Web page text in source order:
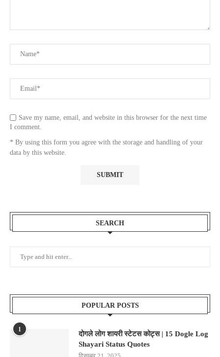
Save my name, email, and website in this browser for the next time
I comment.
* By using this form you agree with the storage and handling of your
data by this website.
SEARCH
POPULAR POSTS
1
दोगले लोग शायरी स्टेटस कोट्स | 15 Dogle Log
Shayari Status Quotes